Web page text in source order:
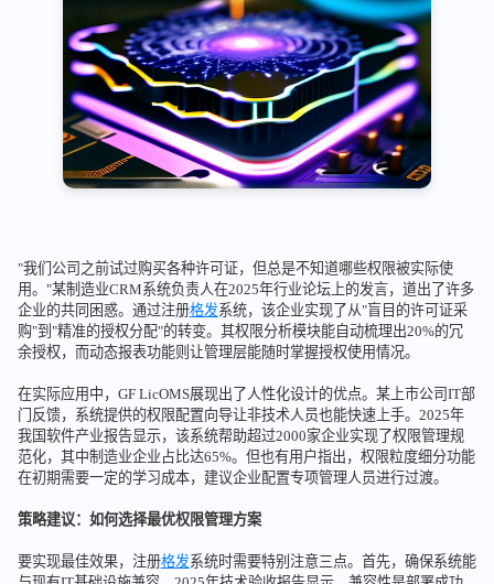
"我们公司之前试过购买各种许可证，但总是不知道哪些权限被实际使
用。"某制造业CRM系统负责人在2025年行业论坛上的发言，道出了许多
企业的共同困惑。通过注册格发系统，该企业实现了从"盲目的许可证采
购"到"精准的授权分配"的转变。其权限分析模块能自动梳理出20%的冗
余授权，而动态报表功能则让管理层能随时掌握授权使用情况。
在实际应用中，GF LicOMS展现出了人性化设计的优点。某上市公司IT部
门反馈，系统提供的权限配置向导让非技术人员也能快速上手。2025年
我国软件产业报告显示，该系统帮助超过2000家企业实现了权限管理规
范化，其中制造业企业占比达65%。但也有用户指出，权限粒度细分功能
在初期需要一定的学习成本，建议企业配置专项管理人员进行过渡。
策略建议：如何选择最优权限管理方案
要实现最佳效果，注册格发系统时需要特别注意三点。首先，确保系统能